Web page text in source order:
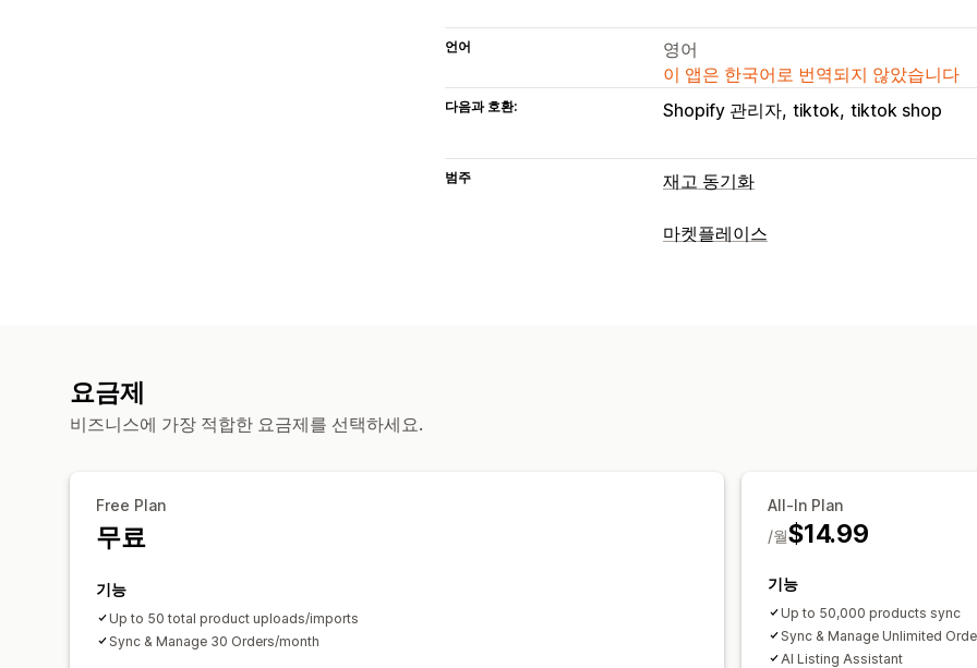
언어
영어
이 앱은 한국어로 번역되지 않았습니다
다음과 호환: Shopify 관리자 tiktok tiktok shop
범주 재고 동기화
동기화 유형
마켓플레이스
요금제
비즈니스에 가장 적합한 요금제를 선택하세요.
Free Plan
무료
기능
Up to 50 total product uploads/imports
Sync & Manage 30 Orders/month
All-In Plan
$14.99
/월
기능
Up to 50,000 products sync
Sync & Manage Unlimited
AI Listing Assistant